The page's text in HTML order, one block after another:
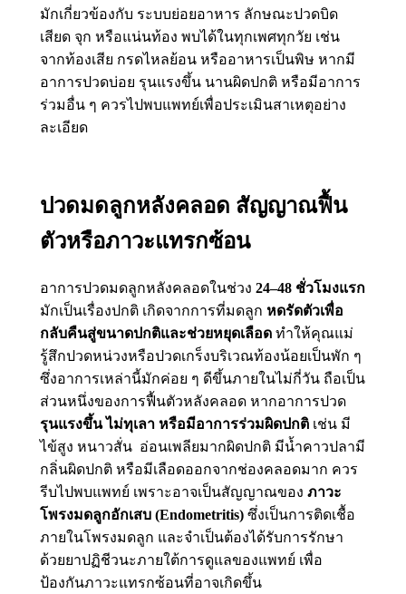
มักเกี่ยวข้องกับ ระบบย่อยอาหาร ลักษณะปวดบิด
เสียด จุก หรือแน่นท้อง พบได้ในทุกเพศทุกวัย เช่น
จากท้องเสีย กรดไหลย้อน หรืออาหารเป็นพิษ หากมี
อาการปวดบ่อย รุนแรงขึ้น นานผิดปกติ หรือมีอาการ
ร่วมอื่น ๆ ควรไปพบแพทย์เพื่อประเมินสาเหตุอย่าง
ละเอียด
ปวดมดลูกหลังคลอด สัญญาณฟื้น
ตัวหรือภาวะแทรกซ้อน
อาการปวดมดลูกหลังคลอดในช่วง 24–48 ชั่วโมงแรก
มักเป็นเรื่องปกติ เกิดจากการที่มดลูก หดรัดตัวเพื่อ
กลับคืนสู่ขนาดปกติและช่วยหยุดเลือดทำให้คุณแม่
รู้สึกปวดหน่วงหรือปวดเกร็งบริเวณท้องน้อยเป็นพัก ๆ
ซึ่งอาการเหล่านี้มักค่อย ๆ ดีขึ้นภายในไม่กี่วัน ถือเป็น
ส่วนหนึ่งของการฟื้นตัวหลังคลอด หากอาการปวด
รุนแรงขึ้น ไม่ทุเลา หรือมีอาการร่วมผิดปกติ เช่น มี
ไข้สูง หนาวสั่น อ่อนเพลียมากผิดปกติ มีน้ำคาวปลามี
กลิ่นผิดปกติ หรือมีเลือดออกจากช่องคลอดมาก ควร
รีบไปพบแพทย์ เพราะอาจเป็นสัญญาณของ ภาวะ
โพรงมดลูกอักเสบ (Endometritis)ซึ่งเป็นการติดเชื้อ
ภายในโพรงมดลูก และจำเป็นต้องได้รับการรักษา
ด้วยยาปฏิชีวนะภายใต้การดูแลของแพทย์ เพื่อ
ป้องกันภาวะแทรกซ้อนที่อาจเกิดขึ้น